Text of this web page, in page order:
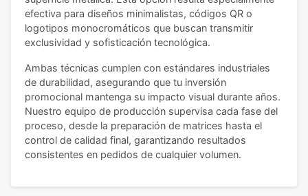
efectiva para diseños minimalistas, códigos QR o
logotipos monocromáticos que buscan transmitir
exclusividad y sofisticación tecnológica.
Ambas técnicas cumplen con estándares industriales
de durabilidad, asegurando que tu inversión
promocional mantenga su impacto visual durante años.
Nuestro equipo de producción supervisa cada fase del
proceso, desde la preparación de matrices hasta el
control de calidad final, garantizando resultados
consistentes en pedidos de cualquier volumen.